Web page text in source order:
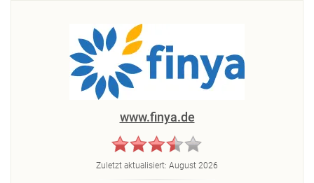
www.finya.de
Zuletzt aktualisiert: August 2026